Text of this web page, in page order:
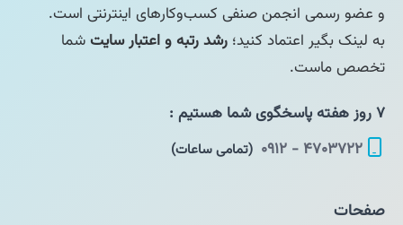
و عضو رسمی انجمن صنفی کسب‌وکارهای اینترنتی است.
به لینک بگیر اعتماد کنید؛ رشد رتبه و اعتبار سایتشما
تخصص ماست.
۷ روز هفته پاسخگوی شما هستیم :
۴۷۰۳۷۲۲ - ۰۹۱۲
(تمامی ساعات)
صفحات